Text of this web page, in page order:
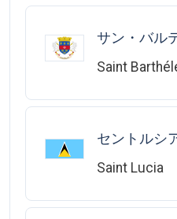
サン・バル
Saint
セントルシ
Saint Lucia